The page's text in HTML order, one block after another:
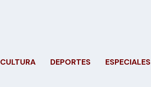
CULTURA DEPORTES ESPECIALES